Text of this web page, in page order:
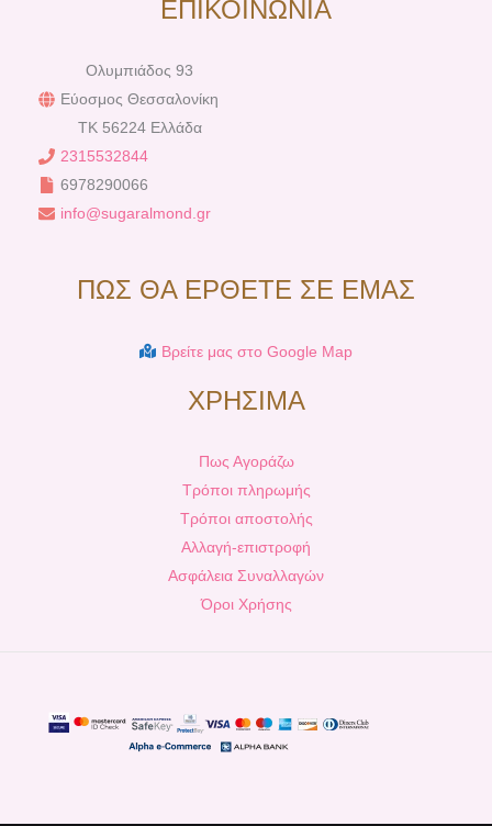
ΕΠΙΚΟΙΝΩΝΙΑ
Ολυμπιάδος 93
Εύοσμος Θεσσαλονίκη
TK 56224 Ελλάδα
2315532844
6978290066
info@sugaralmond.gr
ΠΩΣ ΘΑ ΕΡΘΕΤΕ ΣΕ ΕΜΑΣ
Βρείτε μας στο Google Map
ΧΡΗΣΙΜΑ
Πως Αγοράζω
Τρόποι πληρωμής
Τρόποι αποστολής
Αλλαγή-επιστροφή
Ασφάλεια Συναλλαγών
Όροι Χρήσης